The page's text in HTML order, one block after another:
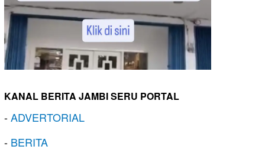
KANAL BERITA JAMBI SERU PORTAL
-ADVERTORIAL
- BERITA